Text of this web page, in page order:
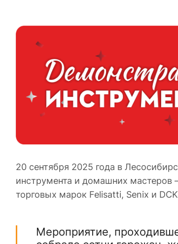
20 сентября 2025 года в
инструмента и домашних мастеров
торговых марок Felisatti, Senix и
Мероприятие,